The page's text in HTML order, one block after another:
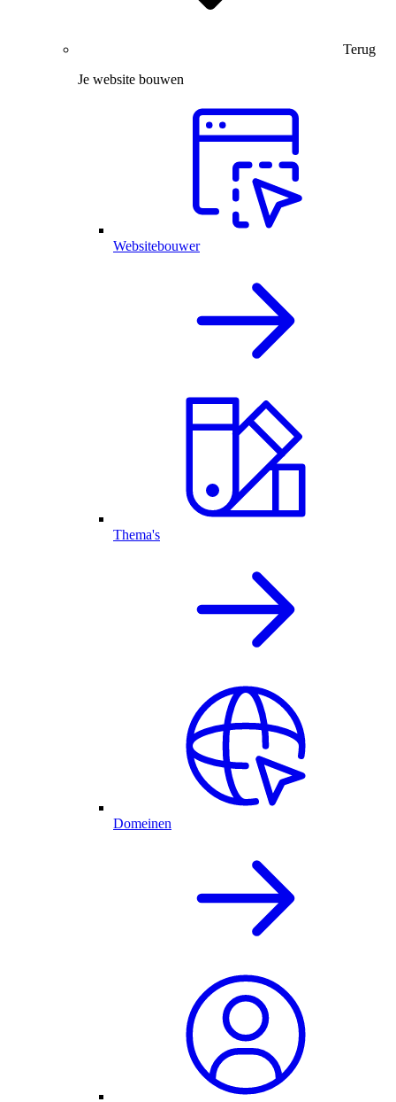
Terug
Je website bouwen
Websitebouwer
Thema's
Domeinen